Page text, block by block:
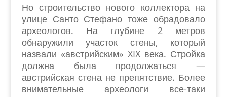
Но строительство нового коллектора на
улице Санто Стефано тоже обрадовало
археологов. На глубине 2 метров
обнаружили участок стены, который
назвали «австрийским» XIX века. Стройка
должна была продолжаться —
австрийская стена не препятствие. Более
внимательные археологи все-таки